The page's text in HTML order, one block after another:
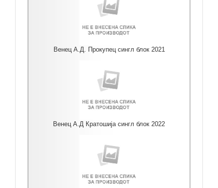
Венец А.Д. Прокупец сингл блок 2021
Венец А.Д Кратошија сингл блок 2022